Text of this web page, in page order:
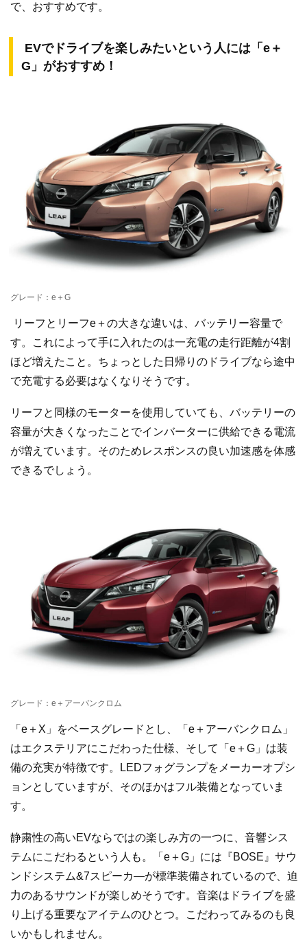
で、おすすめです。
EVでドライブを楽しみたいという人には「e＋
G」がおすすめ！
グレード：e＋G
リーフとリーフe＋の大きな違いは、バッテリー容量で
す。これによって手に入れたのは一充電の走行距離が4割
ほど増えたこと。ちょっとした日帰りのドライブなら途中
で充電する必要はなくなりそうです。
リーフと同様のモーターを使用していても、バッテリーの
容量が大きくなったことでインバーターに供給できる電流
が増えています。そのためレスポンスの良い加速感を体感
できるでしょう。
グレード：e＋アーバンクロム
「e＋X」をベースグレードとし、「e＋アーバンクロム」
はエクステリアにこだわった仕様、そして「e＋G」は装
備の充実が特徴です。LEDフォグランプをメーカーオプシ
ョンとしていますが、そのほかはフル装備となっていま
す。
静粛性の高いEVならではの楽しみ方の一つに、音響シス
テムにこだわるという人も。「e＋G」には『BOSE』サウ
ンドシステム&7スピーカ―が標準装備されているので、迫
力のあるサウンドが楽しめそうです。音楽はドライブを盛
り上げる重要なアイテムのひとつ。こだわってみるのも良
いかもしれません。